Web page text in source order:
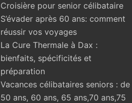
Croisière pour senior célibataire
S’évader après 60 ans: comment
réussir vos voyages
La Cure Thermale à Dax :
bienfaits, spécificités et
préparation
Vacances célibataires seniors : de
50 ans, 60 ans, 65 ans,70 ans,75